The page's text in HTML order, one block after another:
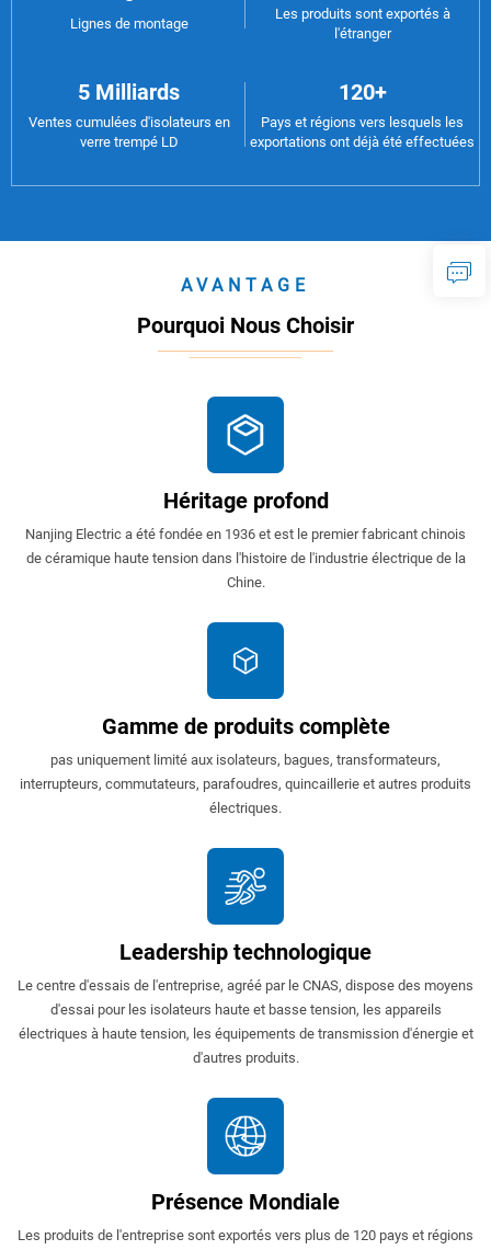
Lignes de montage
Les produits sont exportés à
l'étranger
5 Milliards
Ventes cumulées d'isolateurs en
verre trempé LD
120+
Pays et régions vers lesquels les
exportations ont déjà été effectuées
AVANTAGE
Pourquoi Nous Choisir
Héritage profond
Nanjing Electric a été fondée en 1936 et est le premier fabricant chinois
de céramique haute tension dans l'histoire de l'industrie électrique de la
Chine.
Gamme de produits complète
pas uniquement limité aux isolateurs, bagues, transformateurs,
interrupteurs, commutateurs, parafoudres, quincaillerie et autres produits
électriques.
Leadership technologique
Le centre d'essais de l'entreprise, agréé par le CNAS, dispose des moyens
d'essai pour les isolateurs haute et basse tension, les appareils
électriques à haute tension, les équipements de transmission d'énergie et
d'autres produits.
Présence Mondiale
Les produits de l'entreprise sont exportés vers plus de 120 pays et régions